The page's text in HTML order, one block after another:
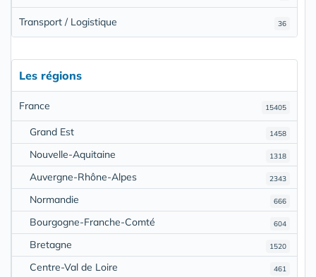
36
Transport / Logistique
Les régions
15405
France
1458
Grand Est
1318
Nouvelle-Aquitaine
2343
Auvergne-Rhône-Alpes
666
Normandie
604
Bourgogne-Franche-Comté
1520
Bretagne
461
Centre-Val de Loire